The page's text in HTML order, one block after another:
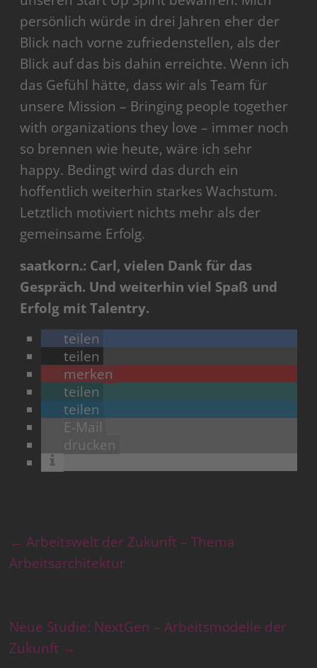
persönlich würde in drei Jahren eher der
Blick nach vorne zufriedenstellen, als der
Blick auf das bis dahin erreichte. Wenn ich
das Gefühl hätte, dass wir als Team für
unsere Mission – Bringing people together
with organizations they love – immer noch
so brennen wie heute, wäre ich sehr
happy. Bedingt wird das durch ein
hoffentlich weiterhin starkes Wachstum.
Letztlich motiviert nichts mehr als der
gemeinsame Erfolg.
saatkorn.: Carl, vielen Dank für das
Gespräch. Und weiterhin viel Spaß und
Erfolg mit Talentry.
teilen
teilen
merken
teilen
teilen
E-Mail
drucken
← Arbeitswelt der Zukunft – Thema
Arbeitsarchitektur
Neue Studie: NextGen – Arbeitsmodelle der
Zukunft →